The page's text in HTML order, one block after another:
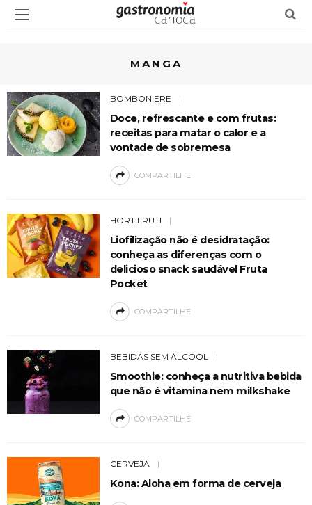
MANGA
BOMBONIERE
Doce, refrescante e com frutas:
receitas para matar o calor e a
vontade de sobremesa
COMPARTILHE
HORTIFRUTI
Liofilização não é desidratação:
conheça as diferenças com o
delicioso snack saudável Fruta
Pocket
COMPARTILHE
BEBIDAS SEM ÁLCOOL
Smoothie: conheça a nutritiva bebida
que não é vitamina nem milkshake
COMPARTILHE
CERVEJA
Kona: Aloha em forma de cerveja